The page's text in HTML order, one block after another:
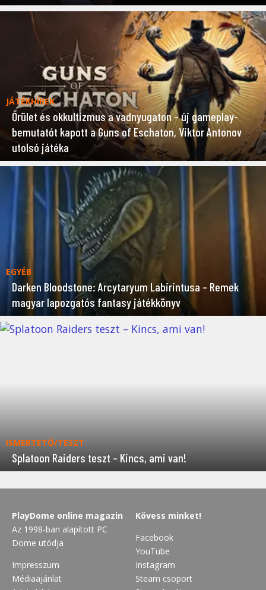
JÁTÉKHÍREK
Őrület és okkultizmus a vadnyugaton – új gameplay-
bemutatót kapott a Guns of Eschaton, Viktor Antonov
utolsó játéka
EGYÉB
Darken Bloodstone: Arcytaryum Labirintusa – Remek
magyar lapozgatós fantasy játékkönyv
ISMERTETŐ/TESZT
Splatoon Raiders teszt – Kincs, ami van!
PlayDome online magazin
Az 1998-ban alapított PC
Dome utódja
Impresszum
Médiaajánlat
Kövess minket!
Facebook
YouTube
Instagram
Steam csoport